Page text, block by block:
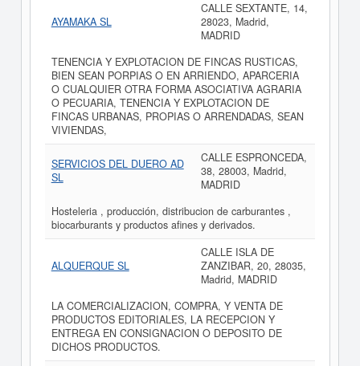
AYAMAKA SL
CALLE SEXTANTE, 14,
28023, Madrid,
MADRID
TENENCIA Y EXPLOTACION DE FINCAS RUSTICAS,
BIEN SEAN PORPIAS O EN ARRIENDO, APARCERIA
O CUALQUIER OTRA FORMA ASOCIATIVA AGRARIA
O PECUARIA, TENENCIA Y EXPLOTACION DE
FINCAS URBANAS, PROPIAS O ARRENDADAS, SEAN
VIVIENDAS,
SERVICIOS DEL DUERO AD
SL
CALLE ESPRONCEDA,
38, 28003, Madrid,
MADRID
Hosteleria , producción, distribucion de carburantes ,
biocarburants y productos afines y derivados.
ALQUERQUE SL
CALLE ISLA DE
ZANZIBAR, 20, 28035,
Madrid, MADRID
LA COMERCIALIZACION, COMPRA, Y VENTA DE
PRODUCTOS EDITORIALES, LA RECEPCION Y
ENTREGA EN CONSIGNACION O DEPOSITO DE
DICHOS PRODUCTOS.